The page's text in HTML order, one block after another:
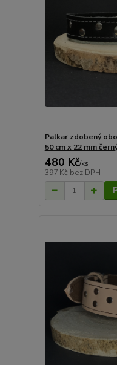
Palkar zdobený
50 cm x 22 mm
480 Kč/ks
397 Kč bez DPH